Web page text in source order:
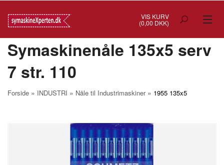
VIS KURV
(0,00 DKK)
TILBUD
SYMASKINER
Symaskinenåle 135x5 serv
7 str. 110
Forside » INDUSTRI » Nåle til Industrimaskiner» 1955 135x5